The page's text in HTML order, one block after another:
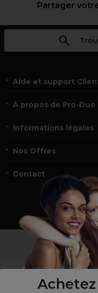
Partager
Aide et support
À propos de Pro-Duo
Informations légales
Nos Offres
Contact
Vous n’êtes
Visitez notre